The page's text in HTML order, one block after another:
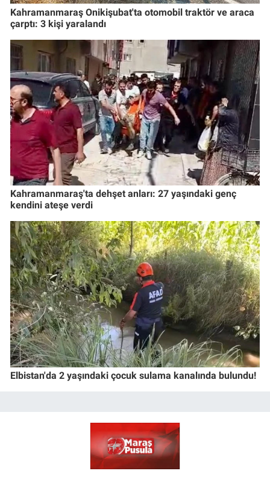
Kahramanmaraş Onikişubat'ta otomobil traktör ve araca
çarptı: 3 kişi yaralandı
Kahramanmaraş'ta dehşet anları: 27 yaşındaki genç
kendini ateşe verdi
Elbistan'da 2 yaşındaki çocuk sulama kanalında bulundu!